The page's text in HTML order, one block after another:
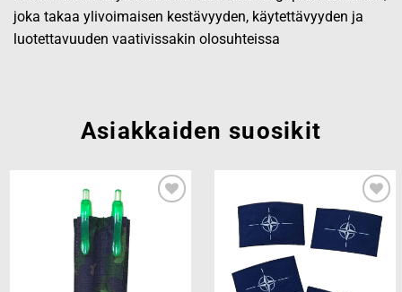
joka takaa ylivoimaisen kestävyyden, käytettävyyden ja
luotettavuuden vaativissakin olosuhteissa
Asiakkaiden suosikit
Add to
wishlist